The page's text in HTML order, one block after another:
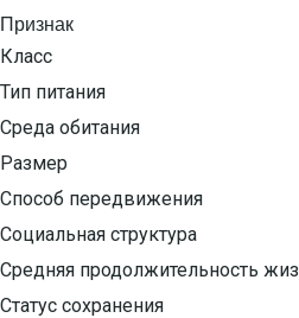
Признак
Класс
Тип питания
Среда обитания
Размер
Способ передвижения
Социальная структура
Средняя продолжительность
Статус сохранения